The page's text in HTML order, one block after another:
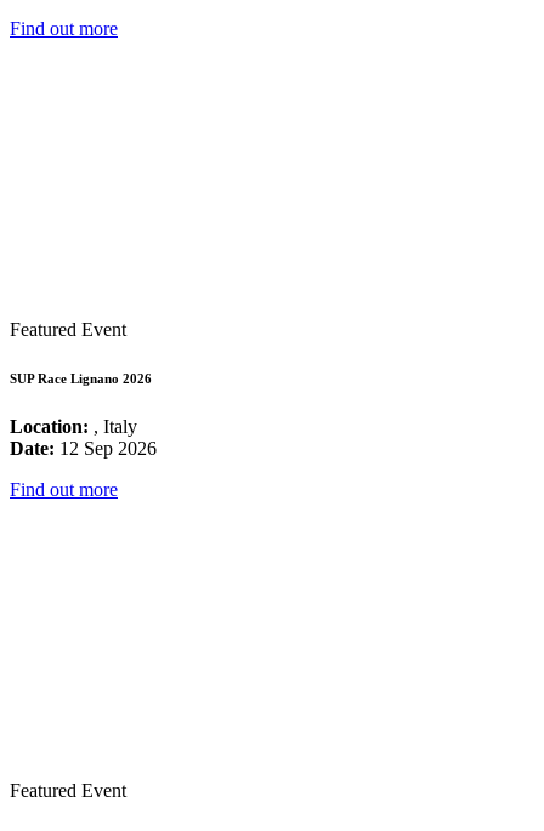
Find out more
Featured Event
SUP Race Lignano 2026
Location: , Italy
Date: 12 Sep 2026
Find out more
Featured Event